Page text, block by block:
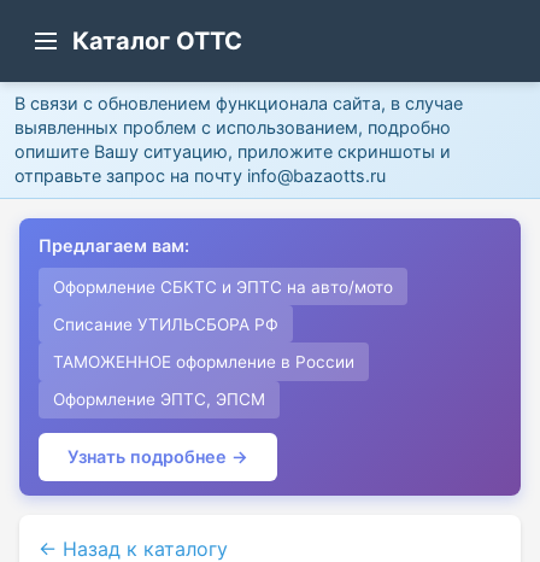
Каталог ОТТС
В связи с обновлением функционала сайта, в случае
выявленных проблем с использованием, подробно
опишите Вашу ситуацию, приложите скриншоты и
отправьте запрос на почту info@bazaotts.ru
Предлагаем вам:
Оформление СБКТС и ЭПТС на авто/мото
Списание УТИЛЬСБОРА РФ
ТАМОЖЕННОЕ оформление в России
Оформление ЭПТС, ЭПСМ
Узнать подробнее →
← Назад к каталогу